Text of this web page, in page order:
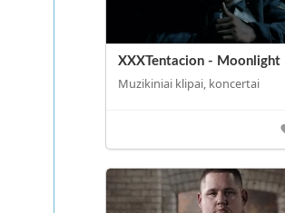
XXXTentacion - Moonlight
Muzikiniai klipai, koncertai